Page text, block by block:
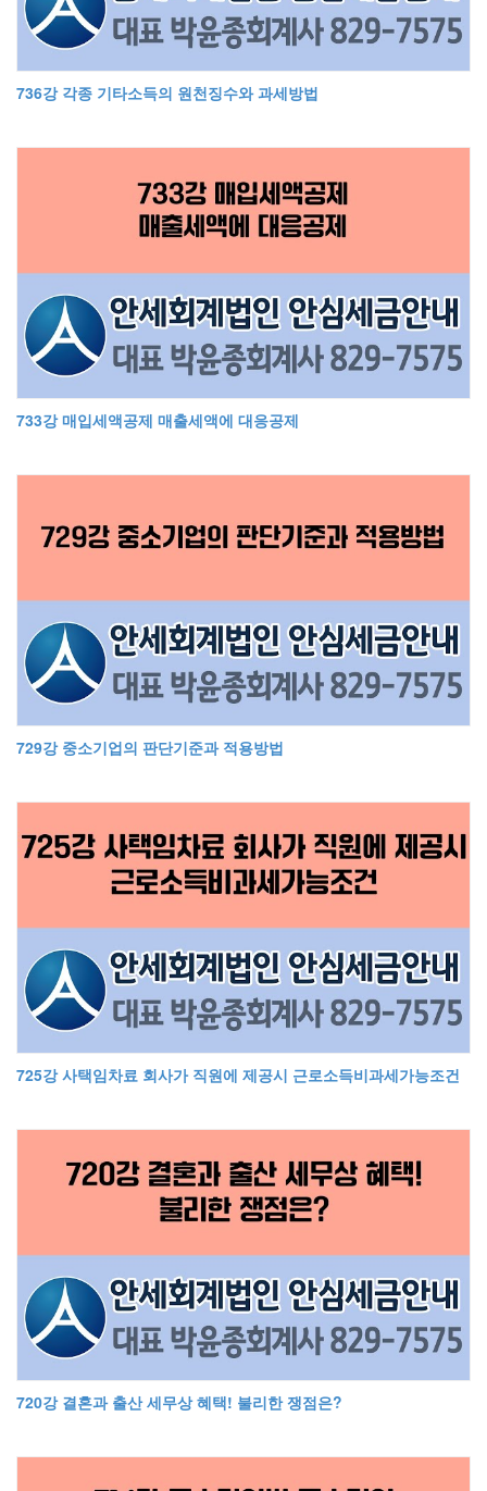
736강 각종 기타소득의 원천징수와 과세방법
733강 매입세액공제 매출세액에 대응공제
729강 중소기업의 판단기준과 적용방법
725강 사택임차료 회사가 직원에 제공시 근로소득비과세가능조건
720강 결혼과 출산 세무상 혜택! 불리한 쟁점은?